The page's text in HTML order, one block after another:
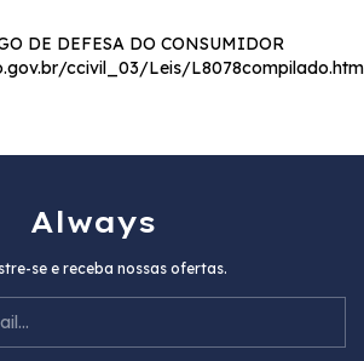
DE DEFESA DO CONSUMIDOR
ccivil_03/Leis/L8078compilado.htm
Always
se e receba nossas ofertas.